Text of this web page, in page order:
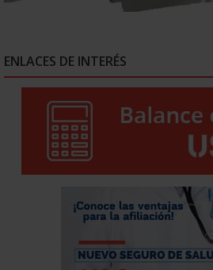
ENLACES DE INTERÉS